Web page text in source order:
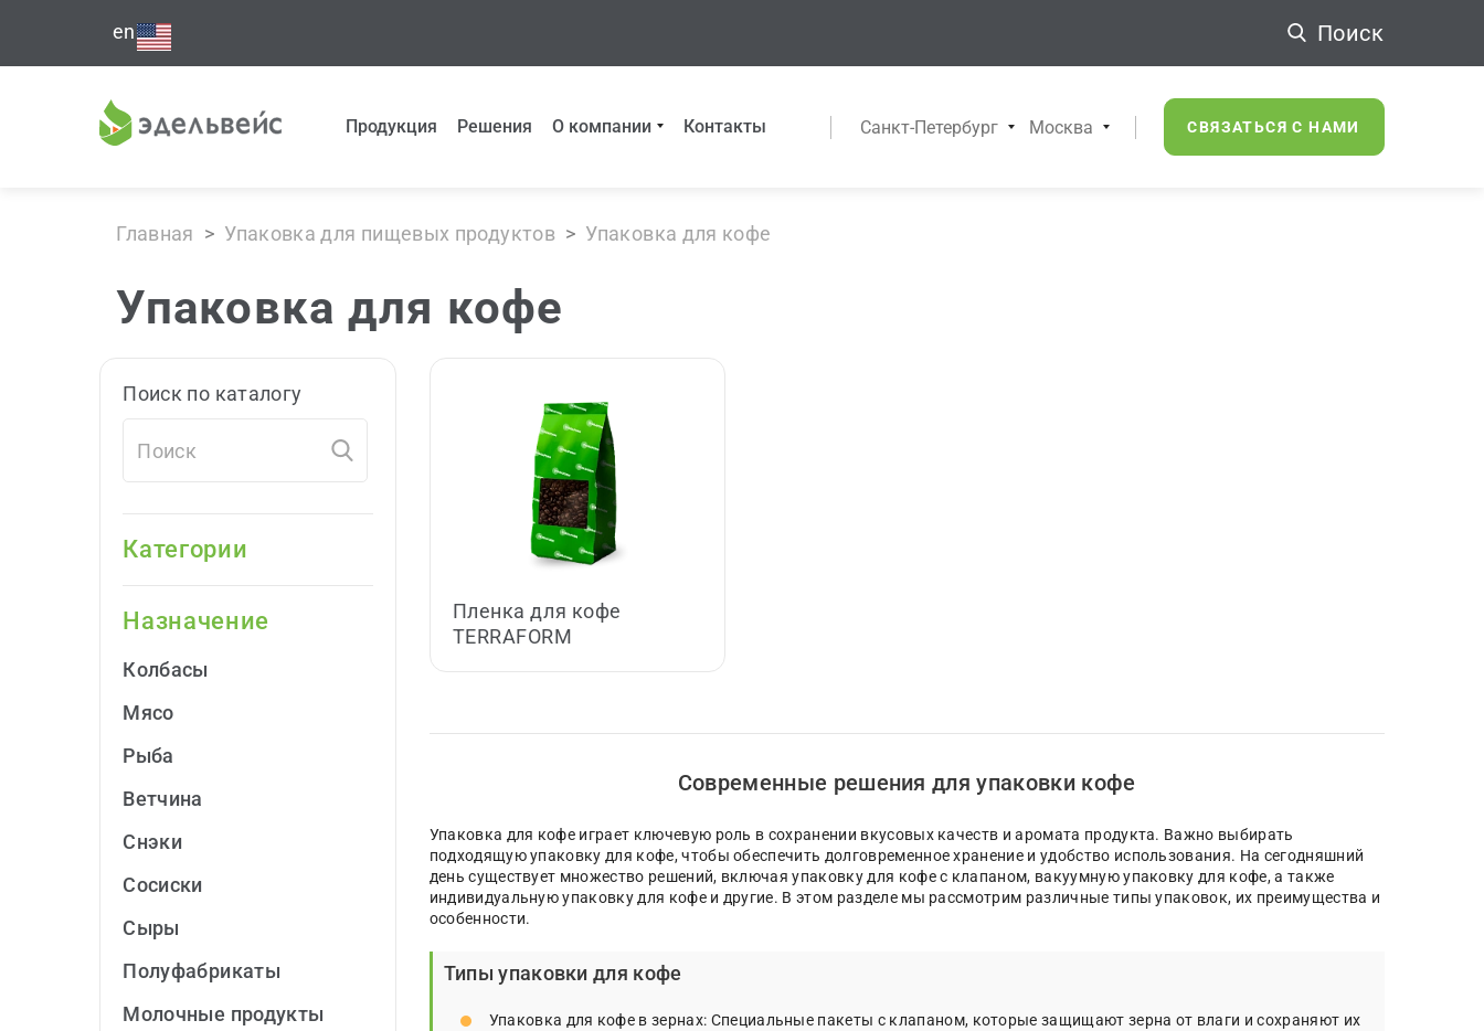
en Поиск
Продукция Решения О компании Контакты Санкт-Петербург Москва СВЯЗАТЬСЯ С НАМИ
Главная > Упаковка для пищевых продуктов > Упаковка для кофе
Упаковка для кофе
Поиск по каталогу
Категории
Назначение
Колбасы
Мясо
Рыба
Ветчина
Снэки
Сосиски
Сыры
Полуфабрикаты
Молочные продукты
Пленка для кофе
TERRAFORM
Современные решения для упаковки кофе
Упаковка для кофе играет ключевую роль в сохранении вкусовых качеств и аромата продукта. Важно выбирать
подходящую упаковку для кофе, чтобы обеспечить долговременное хранение и удобство использования. На сегодняшний
день существует множество решений, включая упаковку для кофе с клапаном, вакуумную упаковку для кофе, а также
индивидуальную упаковку для кофе и другие. В этом разделе мы рассмотрим различные типы упаковок, их преимущества и
особенности.
Типы упаковки для кофе
Упаковка для кофе в зернах: Специальные пакеты с клапаном, которые защищают зерна от влаги и сохраняют их